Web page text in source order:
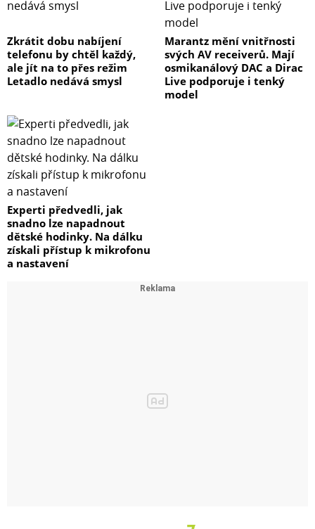
Zkrátit dobu nabíjení
telefonu by chtěl každý,
ale jít na to přes režim
Letadlo nedává smysl
Marantz mění vnitřnosti
svých AV receiverů. Mají
osmikanálový DAC a Dirac
Live podporuje i tenký
model
Experti předvedli, jak
snadno lze napadnout
dětské hodinky. Na dálku
získali přístup k mikrofonu
a nastavení